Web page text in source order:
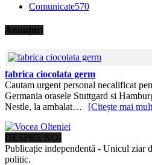
Comunicate570
Anunțuri
fabrica ciocolata germ
Cautam urgent personal necalificat
Germania orasele Stuttgard si
Nestle, la ambalat…
[Citește mai
DESPRE NOI
Publicație independentă - Unicul ziar
politic.